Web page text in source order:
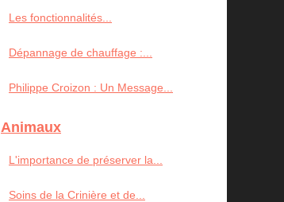
Les fonctionnalités...
Dépannage de chauffage :...
Philippe Croizon : Un Message...
Animaux
L'importance de préserver la...
Soins de la Crinière et de...